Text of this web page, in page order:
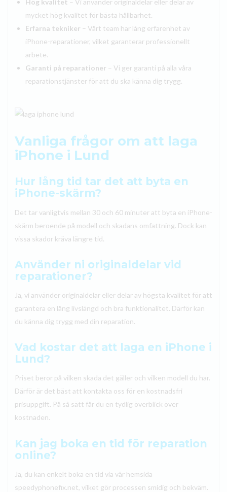
mycket hög kvalitet för bästa hållbarhet.
Erfarna tekniker – Vårt team har lång erfarenhet av
iPhone-reparationer, vilket garanterar professionellt
arbete.
Garanti på reparationer – Vi ger garanti på alla våra
reparationstjänster för att du ska känna dig trygg.
Vanliga frågor om att laga
iPhone i Lund
Hur lång tid tar det att byta en
iPhone-skärm?
Det tar vanligtvis mellan 30 och 60 minuter att byta en iPhone-
skärm beroende på modell och skadans omfattning. Dock kan
vissa skador kräva längre tid.
Använder ni originaldelar vid
reparationer?
Ja, vi använder originaldelar eller delar av högsta kvalitet för att
garantera en lång livslängd och bra funktionalitet. Därför kan
du känna dig trygg med din reparation.
Vad kostar det att laga en iPhone i
Lund?
Priset beror på vilken skada det gäller och vilken modell du har.
Därför är det bäst att kontakta oss för en kostnadsfri
prisuppgift. På så sätt får du en tydlig överblick över
kostnaden.
Kan jag boka en tid för reparation
online?
Ja, du kan enkelt boka en tid via vår hemsida
speedyphonefix.net, vilket gör processen smidig och bekväm.